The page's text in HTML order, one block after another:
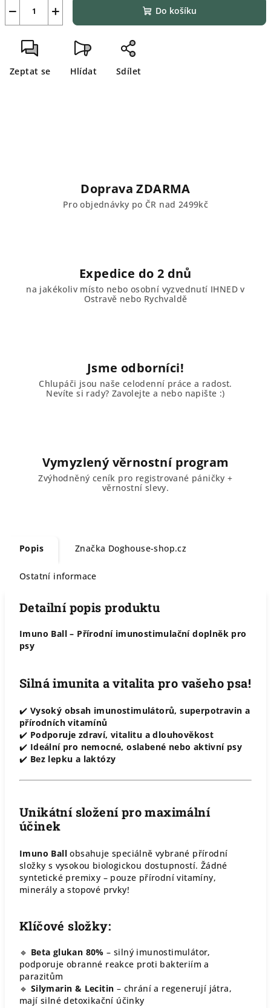
+
− Do košíku
Zeptat se Hlídat Sdílet
Doprava ZDARMA
Pro objednávky po ČR nad 2499kč
Expedice do 2 dnů
na jakékoliv místo nebo osobní vyzvednutí IHNED v
Ostravě nebo Rychvaldě
Jsme odborníci!
Chlupáči jsou naše celodenní práce a radost.
Nevíte si rady? Zavolejte a nebo napište :)
Vymyzlený věrnostní program
Zvýhodněný ceník pro registrované páničky +
věrnostní slevy.
Popis Značka Doghouse-shop.cz
Ostatní informace
Detailní popis produktu
Imuno Ball – Přírodní imunostimulační doplněk pro
psy
Silná imunita a vitalita pro vašeho psa!
✔️ Vysoký obsah imunostimulátorů, superpotravin a
přírodních vitamínů
✔️ Podporuje zdraví, vitalitu a dlouhověkost
✔️ Ideální pro nemocné, oslabené nebo aktivní psy
✔️ Bez lepku a laktózy
Unikátní složení pro maximální
účinek
Imuno Ball obsahuje speciálně vybrané přírodní
složky s vysokou biologickou dostupností. Žádné
syntetické premixy – pouze přírodní vitamíny,
minerály a stopové prvky!
Klíčové složky:
🔹 Beta glukan 80% – silný imunostimulátor,
podporuje obranné reakce proti bakteriím a
parazitům
🔹 Silymarin & Lecitin – chrání a regenerují játra,
mají silné detoxikační účinky